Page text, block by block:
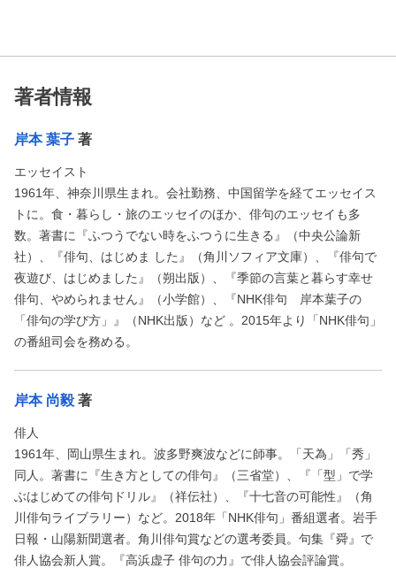
著者情報
岸本 葉子 著
エッセイスト
1961年、神奈川県生まれ。会社勤務、中国留学を経てエッセイス
トに。食・暮らし・旅のエッセイのほか、俳句のエッセイも多
数。著書に『ふつうでない時をふつうに生きる』（中央公論新
社）、『俳句、はじめま した』（角川ソフィア文庫）、『俳句で
夜遊び、はじめました』（朔出版）、『季節の言葉と暮らす幸せ
俳句、やめられません』（小学館）、『NHK俳句 岸本葉子の
「俳句の学び方」』（NHK出版）など 。2015年より「NHK俳句」
の番組司会を務める。
岸本 尚毅 著
俳人
1961年、岡山県生まれ。波多野爽波などに師事。「天為」「秀」
同人。著書に『生き方としての俳句』（三省堂）、『「型」で学
ぶはじめての俳句ドリル』（祥伝社）、『十七音の可能性』（角
川俳句ライブラリー）など。2018年「NHK俳句」番組選者。岩手
日報・山陽新聞選者。角川俳句賞などの選考委員。句集『舜』で
俳人協会新人賞。『高浜虚子 俳句の力』で俳人協会評論賞。